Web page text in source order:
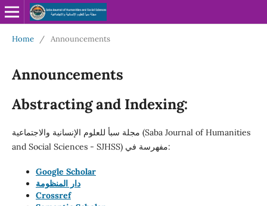
Home / Announcements
Announcements
Abstracting and Indexing:
مجلة سبأ للعلوم الإنسانية والاجتماعية (Saba Journal of Humanities
and Social Sciences - SJHSS) مفهرسة في:
Google Scholar
دار المنظومة
Crossref